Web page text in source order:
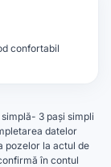
confortabil
3 pași simpli
datelor
pozelor la actul de
în contul